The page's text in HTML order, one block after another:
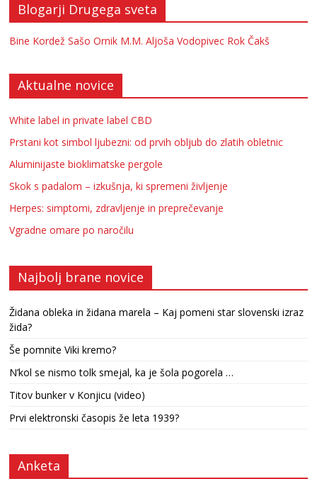
Blogarji Drugega sveta
Bine Kordež Sašo Ornik M.M. Aljoša Vodopivec Rok Čakš
Aktualne novice
White label in private label CBD
Prstani kot simbol ljubezni: od prvih obljub do zlatih obletnic
Aluminijaste bioklimatske pergole
Skok s padalom – izkušnja, ki spremeni življenje
Herpes: simptomi, zdravljenje in preprečevanje
Vgradne omare po naročilu
Najbolj brane novice
Židana obleka in židana marela – Kaj pomeni star slovenski izraz
žida?
Še pomnite Viki kremo?
N’kol se nismo tolk smejal, ka je šola pogorela …
Titov bunker v Konjicu (video)
Prvi elektronski časopis že leta 1939?
Anketa